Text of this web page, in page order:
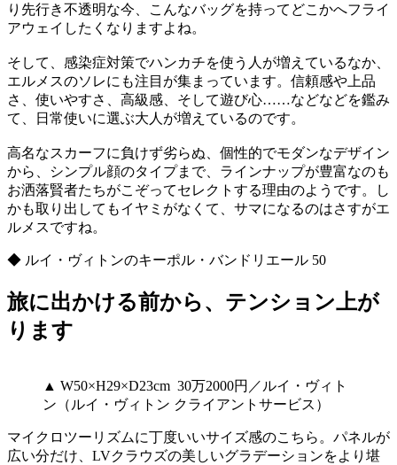
り先行き不透明な今、こんなバッグを持ってどこかへフライ
アウェイしたくなりますよね。
そして、感染症対策でハンカチを使う人が増えているなか、
エルメスのソレにも注目が集まっています。信頼感や上品
さ、使いやすさ、高級感、そして遊び心……などなどを鑑み
て、日常使いに選ぶ大人が増えているのです。
高名なスカーフに負けず劣らぬ、個性的でモダンなデザイン
から、シンプル顔のタイプまで、ラインナップが豊富なのも
お洒落賢者たちがこぞってセレクトする理由のようです。し
かも取り出してもイヤミがなくて、サマになるのはさすがエ
ルメスですね。
◆ ルイ・ヴィトンのキーポル・バンドリエール 50
旅に出かける前から、テンション上が
ります
▲ W50×H29×D23cm 30万2000円／ルイ・ヴィト
ン（ルイ・ヴィトン クライアントサービス）
マイクロツーリズムに丁度いいサイズ感のこちら。パネルが
広い分だけ、LVクラウズの美しいグラデーションをより堪